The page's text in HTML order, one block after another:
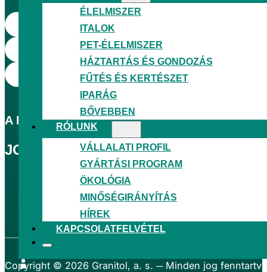
ÉLELMISZER
ITALOK
PET-ÉLELMISZER
HÁZTARTÁS ÉS GONDOZÁS
FŰTÉS ÉS KERTÉSZET
IPARÁG
BŐVEBBEN
RÓLUNK
VÁLLALATI PROFIL
GYÁRTÁSI PROGRAM
ÖKOLÓGIA
MINŐSÉGIRÁNYÍTÁS
HÍREK
KAPCSOLATFELVÉTEL
A LEGNAGYOBBCSEH FÚJT PE-
JOGSZABÁLYOK
Feltételek és kikötések
Támogatási projektek
Tanúsítványok
Copyright © 2026 Granitol, a. s. ─ Minden jog